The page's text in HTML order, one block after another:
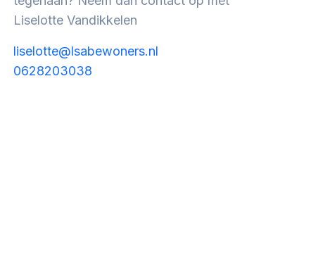
Liselotte Vandikkelen
liselotte@lsabewoners.nl
0628203038